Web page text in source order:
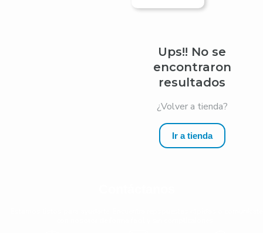
Ups!! No se
encontraron
resultados
¿Volver a tienda?
Ir a tienda